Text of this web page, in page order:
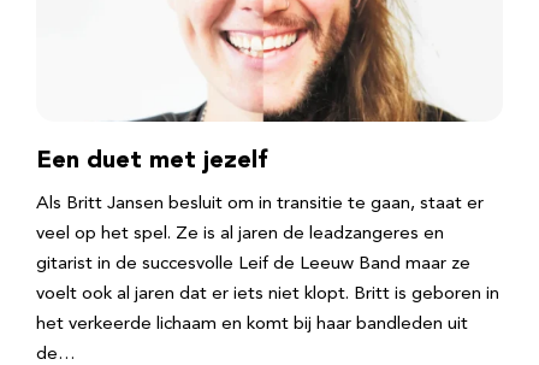
Een duet met jezelf
Als Britt Jansen besluit om in transitie te gaan, staat er
veel op het spel. Ze is al jaren de leadzangeres en
gitarist in de succesvolle Leif de Leeuw Band maar ze
voelt ook al jaren dat er iets niet klopt. Britt is geboren in
het verkeerde lichaam en komt bij haar bandleden uit
de…